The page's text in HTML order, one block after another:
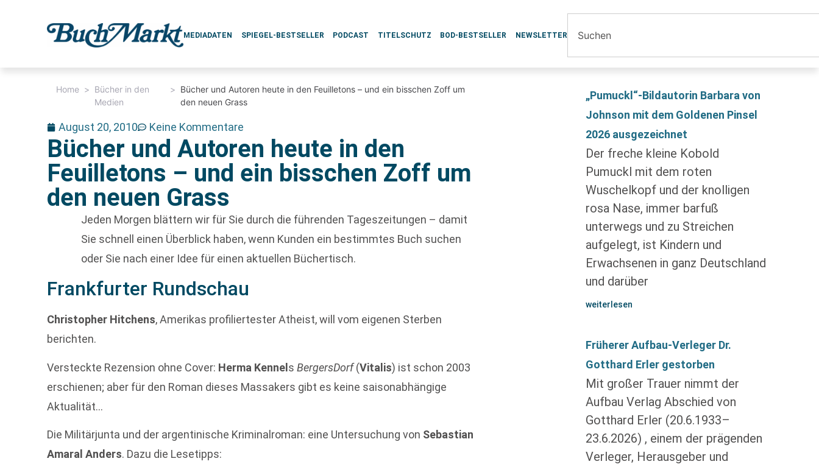
MEDIADATEN SPIEGEL-BESTSELLER PODCAST TITELSCHUTZ BOD-BESTSELLER NEWSLETTER
Home > Bücher in den
Medien
> Bücher und Autoren heute in den Feuilletons – und ein bisschen Zoff um
den neuen Grass
August 20, 2010 Keine Kommentare
Bücher und Autoren heute in den
Feuilletons – und ein bisschen Zoff um
den neuen Grass
Jeden Morgen blättern wir für Sie durch die führenden Tageszeitungen – damit
Sie schnell einen Überblick haben, wenn Kunden ein bestimmtes Buch suchen
oder Sie nach einer Idee für einen aktuellen Büchertisch.
Frankfurter Rundschau
Christopher Hitchens, Amerikas profiliertester Atheist, will vom eigenen Sterben
berichten.
Versteckte Rezension ohne Cover: Herma KennelsBergersDorf(Vitalis) ist schon 2003
erschienen; aber für den Roman dieses Massakers gibt es keine saisonabhängige
Aktualität…
Die Militärjunta und der argentinische Kriminalroman: eine Untersuchung von Sebastian
Amaral Anders. Dazu die Lesetipps:
„Pumuckl“-Bildautorin Barbara von
Johnson mit dem Goldenen Pinsel
2026 ausgezeichnet
Der freche kleine Kobold
Pumuckl mit dem roten
Wuschelkopf und der knolligen
rosa Nase, immer barfuß
unterwegs und zu Streichen
aufgelegt, ist Kindern und
Erwachsenen in ganz Deutschland
und darüber
weiterlesen
Früherer Aufbau-Verleger Dr.
Gotthard Erler gestorben
Mit großer Trauer nimmt der
Aufbau Verlag Abschied von
Gotthard Erler (20.6.1933–
23.6.2026) , einem der prägenden
Verleger, Herausgeber und